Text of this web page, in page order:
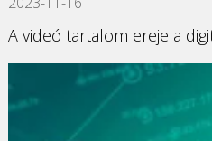
A videó tartalom ereje a